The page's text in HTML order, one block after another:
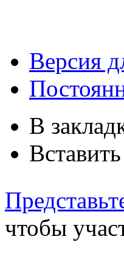
Версия
В
чтобы